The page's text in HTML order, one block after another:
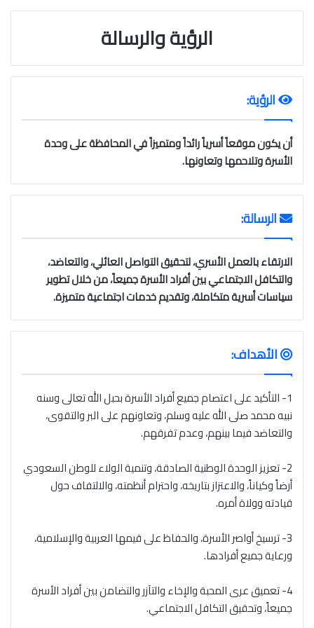
الرؤية والرسالة
الرؤية:
أن يكون موقعاً أسرياً رائداً ومتميزاً في المحافظة على وحدة
الأسرة وتلاحمها وتعاونها.
الرسالة:
الارتقاء بالعمل الأسري، لتحقيق التواصل العائلي، والتعاضد،
والتكافل الاجتماعي بين أفراد الأسرة جميعاً، من خلال تطوير
سياسات أسرية متكاملة، وتقديم خدمات اجتماعية متميزة.
الأهداف:
1- التأكيد على اعتصام جميع أفراد الأسرة بحبل الله تعالى وسنه
نبيه محمد صلى الله عليه وسلم، وتعاونهم على البر والتقوى،
والتعاضد فيما بينهم، وعدم تفرقهم.
2- تعزيز الوحدة الوطنية الصادقة، وتنمية الولاء للوطن السعودي
أرضاً وكياناً، والاعتزاز بتاريخه، واحترام أنظمته، والالتفاف حول
قيادته وولاة أمره.
3- ترسيخ أواصر الأسرة، والحفاظ على قيمها العربية والإسلامية،
ورعاية جميع أفرادها.
4- تعميق عرى المحبة والإخاء والتآزر والتضامن بين أفراد الأسرة
جميعاً، وتحقيق التكافل الاجتماعي.